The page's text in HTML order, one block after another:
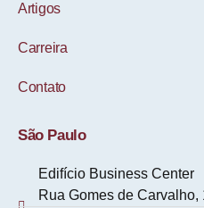
Artigos
Carreira
Contato
São Paulo
Edifício Business Center
Rua Gomes de Carvalho,